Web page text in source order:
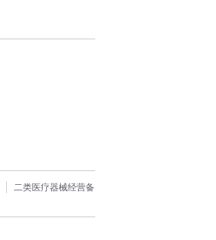
二类医疗器械经营备